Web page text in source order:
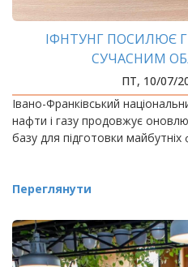
ІФНТУНГ ПОСИЛЮЄ
СУЧАСНИМ
ПТ, 10/07/
Івано-Франківський
нафти і газу продовжує
базу для підготовки майбутніх
Переглянути